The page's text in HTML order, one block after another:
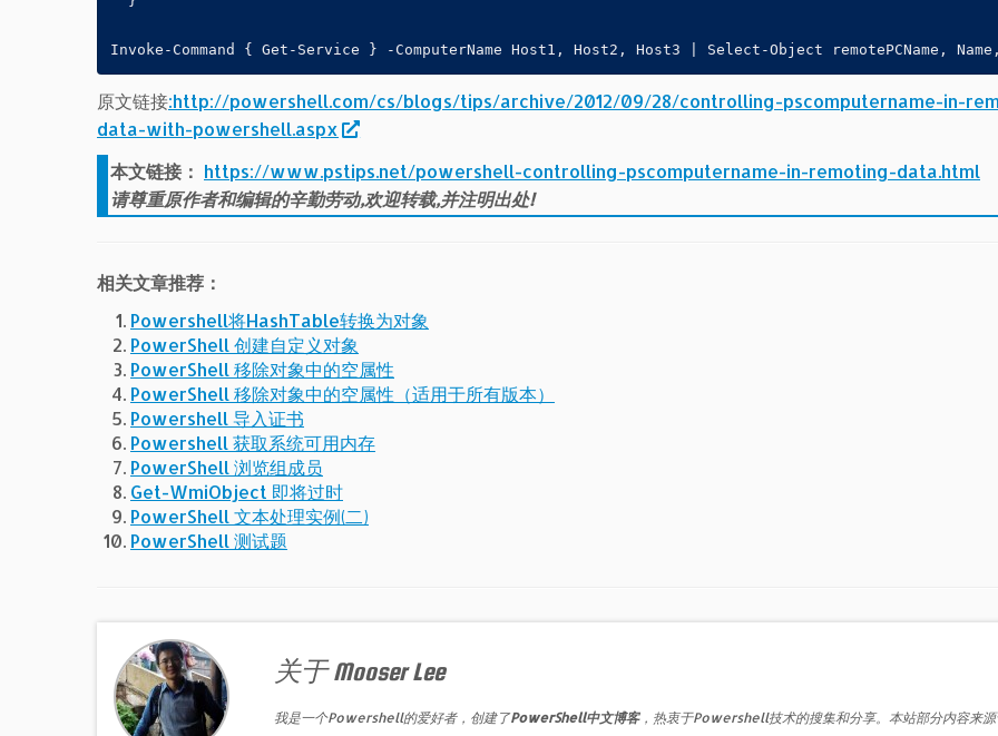
Invoke-Command { Get-Service } -ComputerName Host1, Host2, Host3 | Select-Object remotePCName,
原文链接:http://powershell.com/cs/blogs/tips/archive/2012/09/28/controlling-pscomputername-in-
data-with-powershell.aspx
本文链接： https://www.pstips.net/powershell-controlling-pscomputername-in-remoting-data.html
请尊重原作者和编辑的辛勤劳动,欢迎转载,并注明出处!
相关文章推荐：
Powershell将HashTable转换为对象
PowerShell 创建自定义对象
PowerShell 移除对象中的空属性
PowerShell 移除对象中的空属性（适用于所有版本）
Powershell 导入证书
Powershell 获取系统可用内存
PowerShell 浏览组成员
Get-WmiObject 即将过时
PowerShell 文本处理实例(二)
PowerShell 测试题
关于 Mooser Lee
我是一个Powershell的爱好者，创建了PowerShell中文博客，热衷于Powershell技术的搜集和分享。本站部分内容来源